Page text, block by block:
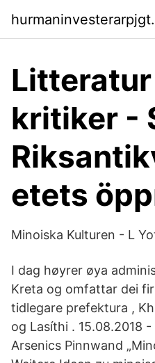
kritiker -
etets
Minoiska Kulturen - L
I dag høyrer øya
Kreta og omfattar dei
tidlegare prefektura ,
og Lasíthi . 15.08.2018
Arsenics Pinnwand